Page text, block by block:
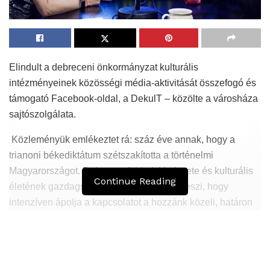
Elindult a debreceni önkormányzat kulturális
intézményeinek közösségi média-aktivitását összefogó és
támogató Facebook-oldal, a DekulT – közölte a városháza
sajtószolgálata.
Közleményük emlékeztet rá: száz éve annak, hogy a
trianoni békediktátum szétszakította a történelmi
Magyarországot. Debrecen földrajzi helyzete és kulturális
életének gazdagsága azonban lehetővé teszi, hogy
intenzíven ápolja a kapcsolatot a hozzánk közeli, határon
Continue Reading